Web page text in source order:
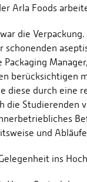
Arla Foods
die
schonenden
berücksichtigen
diese durch eine
die Studierenden
und
ins